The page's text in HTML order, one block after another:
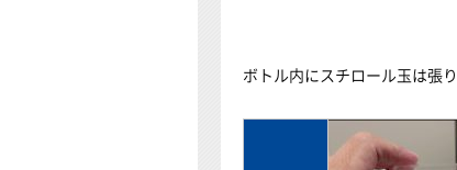
ボトル内にスチロール玉は張